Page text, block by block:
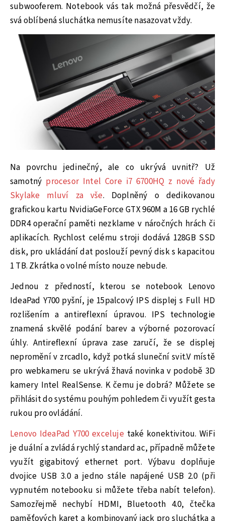
subwooferem. Notebook vás tak možná přesvědčí, že
svá oblíbená sluchátka nemusíte nasazovat vždy.
Na povrchu jedinečný, ale co ukrývá uvnitř? Už
samotný procesor Intel Core i7 6700HQ z nové řady
Skylake mluví za vše. Doplněný o dedikovanou
grafickou kartu NvidiaGeForce GTX 960M a 16 GB rychlé
DDR4 operační paměti nezklame v náročných hrách či
aplikacích. Rychlost celému stroji dodává 128GB SSD
disk, pro ukládání dat poslouží pevný disk s kapacitou
1 TB. Zkrátka o volné místo nouze nebude.
Jednou z předností, kterou se notebook Lenovo
IdeaPad Y700 pyšní, je 15palcový IPS displej s Full HD
rozlišením a antireflexní úpravou. IPS technologie
znamená skvělé podání barev a výborné pozorovací
úhly. Antireflexní úprava zase zaručí, že se displej
nepromění v zrcadlo, když potká sluneční svit.V místě
pro webkameru se ukrývá žhavá novinka v podobě 3D
kamery Intel RealSense. K čemu je dobrá? Můžete se
přihlásit do systému pouhým pohledem či využít gesta
rukou pro ovládání.
Lenovo IdeaPad Y700 exceluje také konektivitou. WiFi
je duální a zvládá rychlý standard ac, případně můžete
využít gigabitový ethernet port. Výbavu doplňuje
dvojice USB 3.0 a jedno stále napájené USB 2.0 (při
vypnutém notebooku si můžete třeba nabít telefon).
Samozřejmě nechybí HDMI, Bluetooth 4.0, čtečka
paměťových karet a kombinovaný jack pro sluchátka a